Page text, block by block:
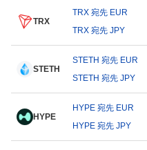
TRX
TRX 宛先 EUR
TRX 宛先 JPY
STETH
STETH 宛先 EUR
STETH 宛先 JPY
HYPE
HYPE 宛先 EUR
HYPE 宛先 JPY